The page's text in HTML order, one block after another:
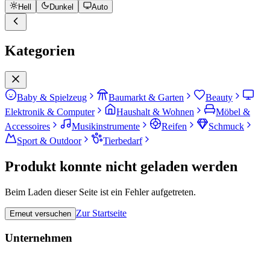
Hell Dunkel Auto
Kategorien
Baby & Spielzeug Baumarkt & Garten
Beauty
Elektronik & Computer
Haushalt & Wohnen
Möbel &
Accessoires
Musikinstrumente Reifen
Schmuck
Sport & Outdoor
Tierbedarf
Produkt konnte nicht geladen werden
Beim Laden dieser Seite ist ein Fehler aufgetreten.
Erneut versuchen Zur Startseite
Unternehmen